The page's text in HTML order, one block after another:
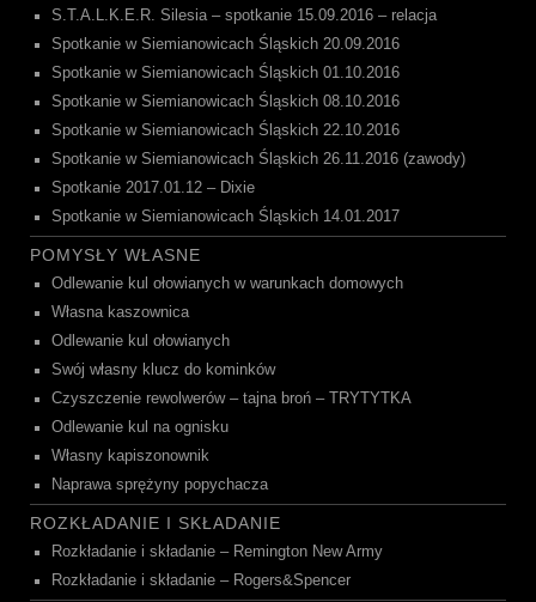
S.T.A.L.K.E.R. Silesia – spotkanie 15.09.2016 – relacja
Spotkanie w Siemianowicach Śląskich 20.09.2016
Spotkanie w Siemianowicach Śląskich 01.10.2016
Spotkanie w Siemianowicach Śląskich 08.10.2016
Spotkanie w Siemianowicach Śląskich 22.10.2016
Spotkanie w Siemianowicach Śląskich 26.11.2016 (zawody)
Spotkanie 2017.01.12 – Dixie
Spotkanie w Siemianowicach Śląskich 14.01.2017
POMYSŁY WŁASNE
Odlewanie kul ołowianych w warunkach domowych
Własna kaszownica
Odlewanie kul ołowianych
Swój własny klucz do kominków
Czyszczenie rewolwerów – tajna broń – TRYTYTKA
Odlewanie kul na ognisku
Własny kapiszonownik
Naprawa sprężyny popychacza
ROZKŁADANIE I SKŁADANIE
Rozkładanie i składanie – Remington New Army
Rozkładanie i składanie – Rogers&Spencer